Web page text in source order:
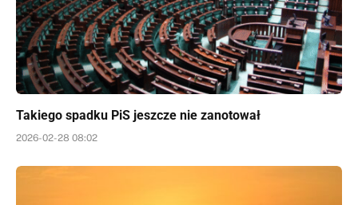
Takiego spadku PiS jeszcze nie zanotował
2026-02-28 08:02